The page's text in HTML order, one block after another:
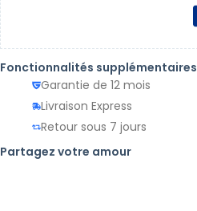
Fonctionnalités supplémentaires
Garantie de 12 mois
Livraison Express
Retour sous 7 jours
Partagez votre amour